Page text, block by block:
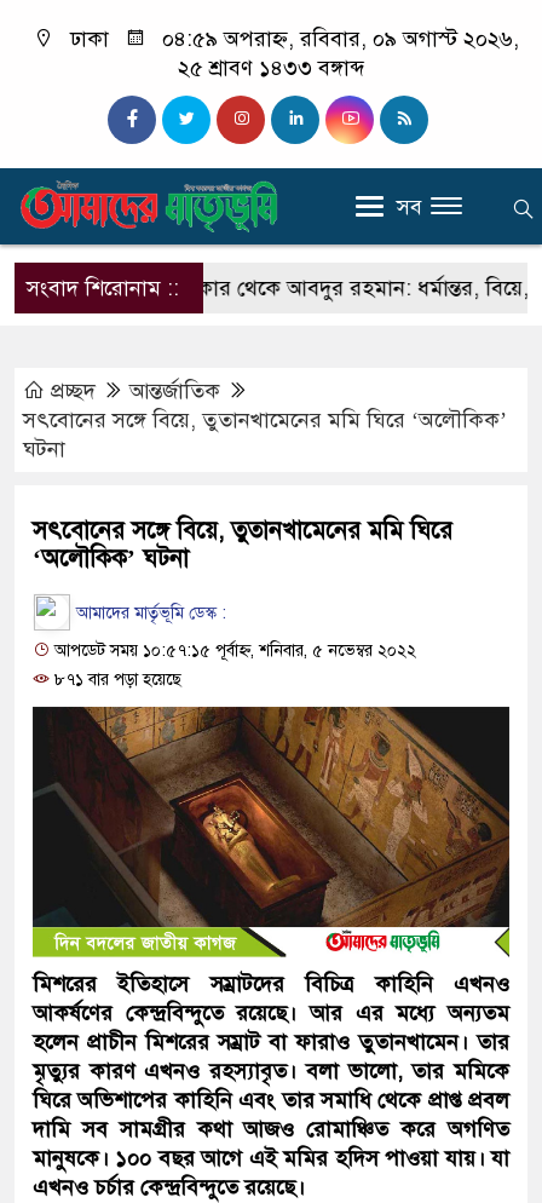
ঢাকা
০৪:৫৯ অপরাহ্ন, রবিবার, ০৯ অগাস্ট ২০২৬,
২৫ শ্রাবণ ১৪৩৩ বঙ্গাব্দ
সব
সংবাদ শিরোনাম ::
সঞ্জিত মালাকার থেকে আবদুর রহমান: ধর্মান্তর, বিয়ে, ২০ লাখ
প্রচ্ছদ
আন্তর্জাতিক
সৎবোনের সঙ্গে বিয়ে, তুতানখামেনের মমি ঘিরে ‘অলৌকিক’
ঘটনা
সৎবোনের সঙ্গে বিয়ে, তুতানখামেনের মমি ঘিরে
‘অলৌকিক’ ঘটনা
আমাদের মার্তৃভূমি ডেস্ক :
আপডেট সময় ১০:৫৭:১৫ পূর্বাহ্ন, শনিবার, ৫ নভেম্বর ২০২২
৮৭১ বার পড়া হয়েছে
মিশরের ইতিহাসে সম্রাটদের বিচিত্র কাহিনি এখনও
আকর্ষণের কেন্দ্রবিন্দুতে রয়েছে। আর এর মধ্যে অন্যতম
হলেন প্রাচীন মিশরের সম্রাট বা ফারাও তুতানখামেন। তার
মৃত্যুর কারণ এখনও রহস্যাবৃত। বলা ভালো, তার মমিকে
ঘিরে অভিশাপের কাহিনি এবং তার সমাধি থেকে প্রাপ্ত প্রবল
দামি সব সামগ্রীর কথা আজও রোমাঞ্চিত করে অগণিত
মানুষকে। ১০০ বছর আগে এই মমির হদিস পাওয়া যায়। যা
এখনও চর্চার কেন্দ্রবিন্দুতে রয়েছে।